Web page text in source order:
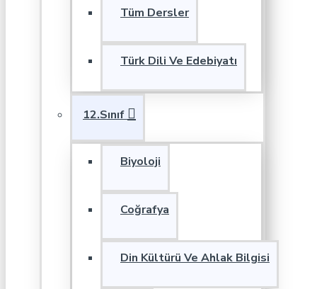
Tüm Dersler
Türk Dili Ve Edebiyatı
12.Sınıf
Biyoloji
Coğrafya
Din Kültürü Ve Ahlak Bilgisi